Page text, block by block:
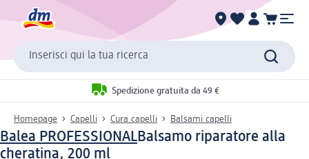
Inserisci qui la tua ricerca
Spedizione gratuita da 49 €
Homepage Capelli Cura capelli Balsami capelli
Balea PROFESSIONALBalsamo riparatore alla
cheratina, 200 ml